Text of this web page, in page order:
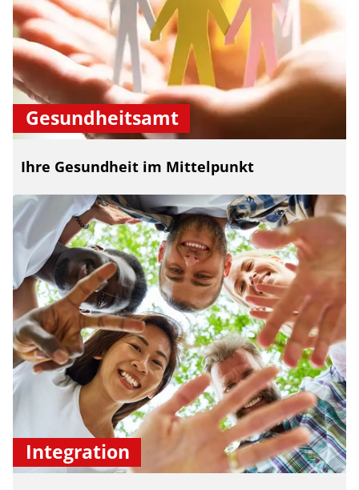
Gesundheitsamt
Ihre Gesundheit im Mittelpunkt
Integration